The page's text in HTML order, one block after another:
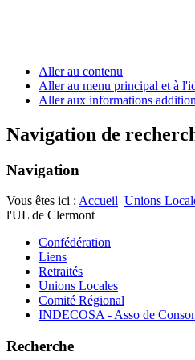
Aller au contenu
Aller au menu principal et à
Aller aux informations
Navigation de
Navigation
Vous êtes ici : Accueil Unions
l'UL de Clermont
Confédération
Liens
Retraités
Unions Locales
Comité Régional
INDECOSA - Asso de
Recherche